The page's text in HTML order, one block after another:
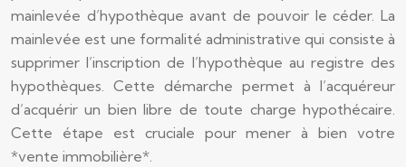
mainlevée d’hypothèque avant de pouvoir le céder. La
mainlevée est une formalité administrative qui consiste à
supprimer l’inscription de l’hypothèque au registre des
hypothèques. Cette démarche permet à l’acquéreur
d’acquérir un bien libre de toute charge hypothécaire.
Cette étape est cruciale pour mener à bien votre
*vente immobilière*.